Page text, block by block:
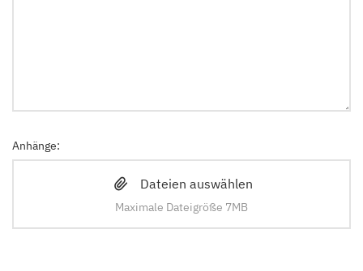
Lassen Sie das Feld bitte leer
Anhänge:
Dateien auswählen
Maximale Dateigröße 7MB